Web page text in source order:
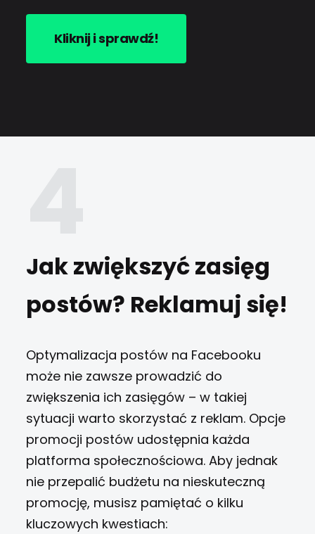
Kliknij i sprawdź!
Jak zwiększyć zasięg
postów? Reklamuj się!
Optymalizacja postów na Facebooku
może nie zawsze prowadzić do
zwiększenia ich zasięgów – w takiej
sytuacji warto skorzystać z reklam. Opcje
promocji postów udostępnia każda
platforma społecznościowa. Aby jednak
nie przepalić budżetu na nieskuteczną
promocję, musisz pamiętać o kilku
kluczowych kwestiach: